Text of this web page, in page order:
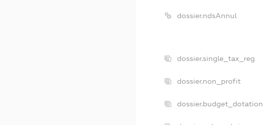
dossier.ndsAnnul
dossier.single_tax_reg
dossier.non_profit
dossier.budget_dotation